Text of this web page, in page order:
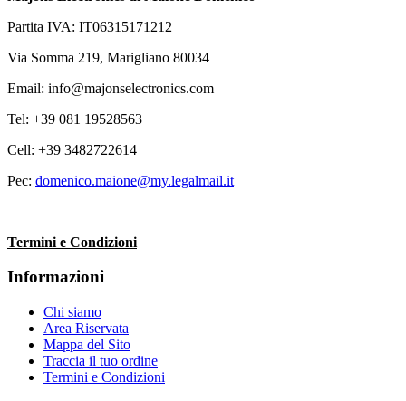
Partita IVA: IT06315171212
Via Somma 219, Marigliano 80034
Email: info@majonselectronics.com
Tel: +39 081 19528563
Cell: +39 3482722614
Pec: domenico.maione@my.legalmail.it
Termini e Condizioni
Informazioni
Chi siamo
Area Riservata
Mappa del Sito
Traccia il tuo ordine
Termini e Condizioni